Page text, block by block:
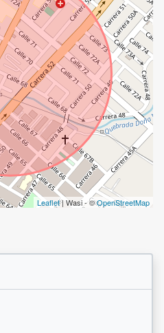
Leaflet| Wasi - ©OpenStreetMap